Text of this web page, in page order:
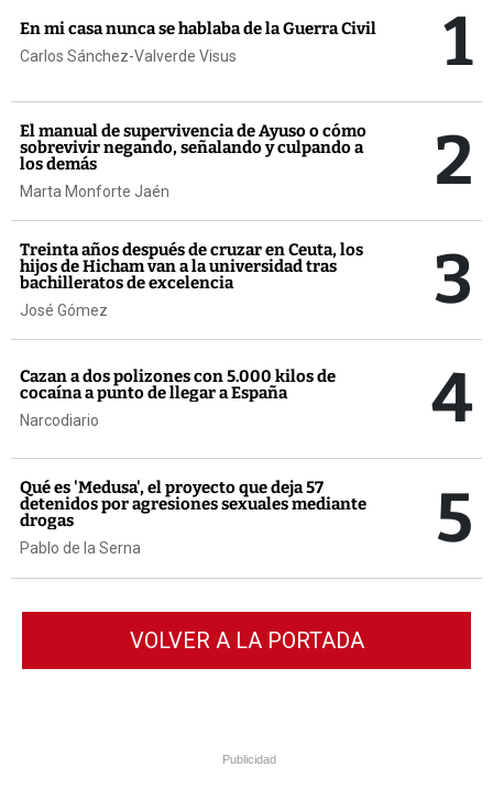
En mi casa nunca se hablaba de la Guerra Civil
Carlos Sánchez-Valverde Visus 1
El manual de supervivencia de Ayuso o cómo
sobrevivir negando, señalando y culpando a
los demás
Marta Monforte Jaén 2
Treinta años después de cruzar en Ceuta, los
hijos de Hicham van a la universidad tras
bachilleratos de excelencia
José Gómez 3
Cazan a dos polizones con 5.000 kilos de
cocaína a punto de llegar a España
Narcodiario 4
Qué es 'Medusa', el proyecto que deja 57
detenidos por agresiones sexuales mediante
drogas
Pablo de la Serna 5
VOLVER A LA PORTADA
Publicidad